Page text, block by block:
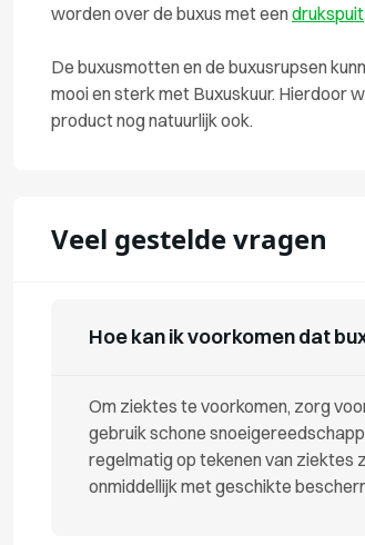
worden over de buxus met een drukspuit
De buxusmotten en de buxusrupsen
mooi en sterk met Buxuskuur. Hierdoor
product nog natuurlijk ook.
Veel gestelde vragen
Hoe kan ik voorkomen dat
Om ziektes te voorkomen, zorg
gebruik schone
regelmatig op tekenen van ziektes
onmiddellijk met geschikte